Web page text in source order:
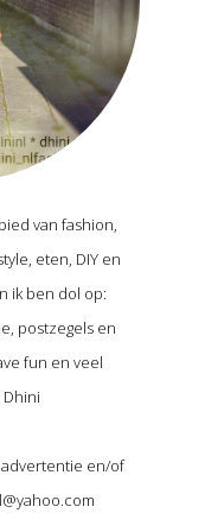
van fashion,
eten, DIY en
ik ben dol op:
postzegels en
fun en veel
en/of